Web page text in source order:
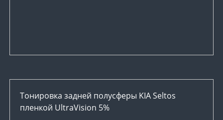
Тонировка задней полусферы KIA Seltos
пленкой UltraVision 5%